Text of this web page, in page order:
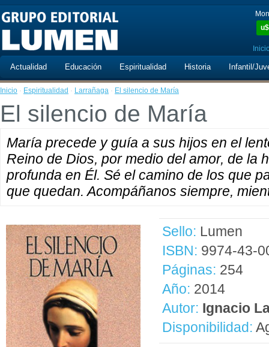
u$
Actualidad Educación Espiritualidad Historia Infantil/
Inicio · Espiritualidad · Larrañaga · El silencio de María
El silencio de María
María precede y guía a sus hijos en el
Reino de Dios, por medio del amor, de la
profunda en Él. Sé el camino de los que
que quedan. Acompáñanos siempre,
Sello: Lumen
ISBN: 9974-43-
Páginas: 254
Año: 2014
Autor: Ignacio
Disponibilidad: